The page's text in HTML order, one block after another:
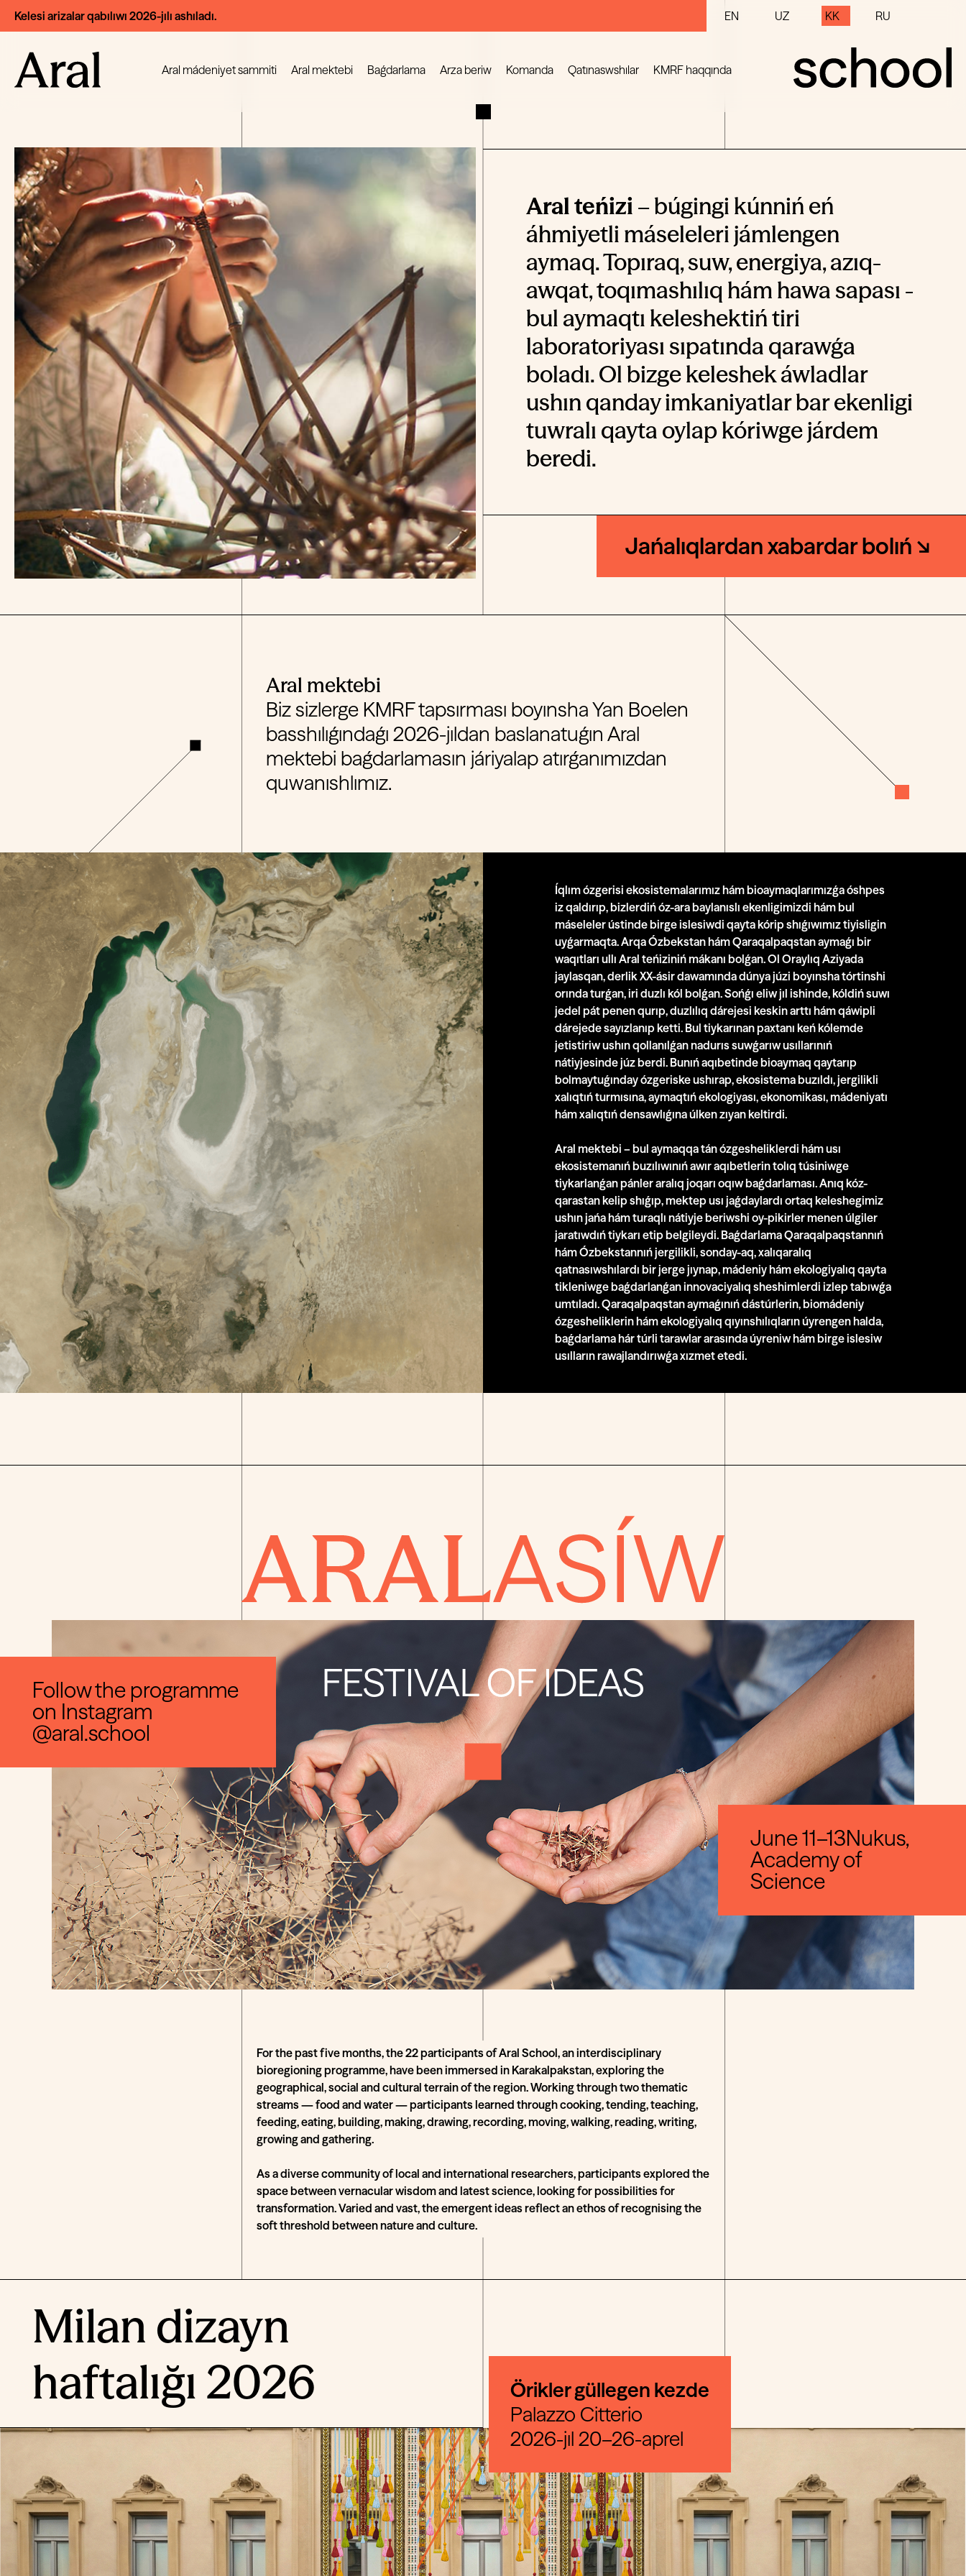
Kelesi arizalar qabılıwı 2026-jılı ashıladı. EN UZ KK RU
Aral mádeniyet sammiti Aral mektebi Baǵdarlama Arza beriw Komanda Qatınaswshılar KMRF haqqında
Aral teńizi – búgingi kúnniń eń
áhmiyetli máseleleri jámlengen
aymaq. Topıraq, suw, energiya, azıq-
awqat, toqımashılıq hám hawa sapası -
bul aymaqtı keleshektiń tiri
laboratoriyası sıpatında qarawǵa
boladı. Ol bizge keleshek áwladlar
ushın qanday imkaniyatlar bar ekenligi
tuwralı qayta oylap kóriwge járdem
beredi.
Jańalıqlardan xabardar bolıń ↘
Aral mektebi
Biz sizlerge KMRF tapsırması boyınsha Yan Boelen
basshılıǵındaǵı 2026-jıldan baslanatuǵın Aral
mektebi baǵdarlamasın járiyalap atırǵanımızdan
quwanıshlımız.
Íqlım ózgerisi ekosistemalarımız hám bioaymaqlarımızǵa óshpes
iz qaldırıp, bizlerdiń óz-ara baylanıslı ekenligimizdi hám bul
máseleler ústinde birge islesiwdi qayta kórip shıǵıwımız tiyisligin
uyǵarmaqta. Arqa Ózbekstan hám Qaraqalpaqstan aymaǵı bir
waqıtları ullı Aral teńiziniń mákanı bolǵan. Ol Oraylıq Aziyada
jaylasqan, derlik XX-ásir dawamında dúnya júzi boyınsha tórtinshi
orında turǵan, iri duzlı kól bolǵan. Sońǵı eliw jıl ishinde, kóldiń suwı
jedel pát penen qurıp, duzlılıq dárejesi keskin arttı hám qáwipli
dárejede sayızlanıp ketti. Bul tiykarınan paxtanı keń kólemde
jetistiriw ushın qollanılǵan nadurıs suwǵarıw usıllarınıń
nátiyjesinde júz berdi. Bunıń aqıbetinde bioaymaq qaytarıp
bolmaytuǵınday ózgeriske ushırap, ekosistema buzıldı, jergilikli
xalıqtıń turmısına, aymaqtıń ekologiyası, ekonomikası, mádeniyatı
hám xalıqtıń densawlıǵına úlken zıyan keltirdi.
Aral mektebi – bul aymaqqa tán ózgesheliklerdi hám usı
ekosistemanıń buzılıwınıń awır aqıbetlerin tolıq túsiniwge
tiykarlanǵan pánler aralıq joqarı oqıw baǵdarlaması. Anıq kóz-
qarastan kelip shıǵıp, mektep usı jaǵdaylardı ortaq keleshegimiz
ushın jańa hám turaqlı nátiyje beriwshi oy-pikirler menen úlgiler
jaratıwdıń tiykarı etip belgileydi. Baǵdarlama Qaraqalpaqstannıń
hám Ózbekstannıń jergilikli, sonday-aq, xalıqaralıq
qatnasıwshılardı bir jerge jıynap, mádeniy hám ekologiyalıq qayta
tikleniwge baǵdarlanǵan innovaciyalıq sheshimlerdi izlep tabıwǵa
umtıladı. Qaraqalpaqstan aymaǵınıń dástúrlerin, biomádeniy
ózgesheliklerin hám ekologiyalıq qıyınshılıqların úyrengen halda,
baǵdarlama hár túrli tarawlar arasında úyreniw hám birge islesiw
usılların rawajlandırıwǵa xızmet etedi.
FESTIVAL OF IDEAS
Follow the programme
on Instagram
@aral.school
June 11–13Nukus,
Academy of
Science
For the past five months, the 22 participants of Aral School, an interdisciplinary
bioregioning programme, have been immersed in Karakalpakstan, exploring the
geographical, social and cultural terrain of the region. Working through two thematic
streams — food and water — participants learned through cooking, tending, teaching,
feeding, eating, building, making, drawing, recording, moving, walking, reading, writing,
growing and gathering.
As a diverse community of local and international researchers, participants explored the
space between vernacular wisdom and latest science, looking for possibilities for
transformation. Varied and vast, the emergent ideas reflect an ethos of recognising the
soft threshold between nature and culture.
Milan dizayn
haftalığı 2026
Örikler güllegen kezde
Palazzo Citterio
2026-jıl 20–26-aprel